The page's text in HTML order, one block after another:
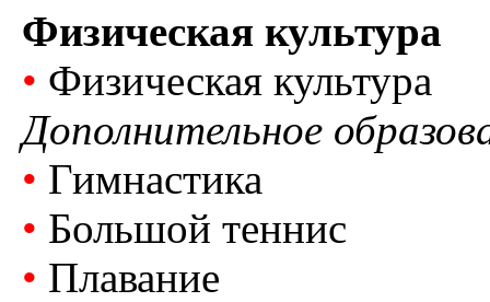
Физическая культура
• Физическая культура
Дополнительное
• Гимнастика
• Большой теннис
• Плавание